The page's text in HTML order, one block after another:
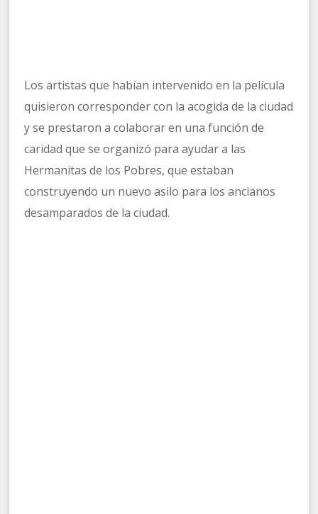
Los artistas que habían intervenido en la película
quisieron corresponder con la acogida de la ciudad
y se prestaron a colaborar en una función de
caridad que se organizó para ayudar a las
Hermanitas de los Pobres, que estaban
construyendo un nuevo asilo para los ancianos
desamparados de la ciudad.